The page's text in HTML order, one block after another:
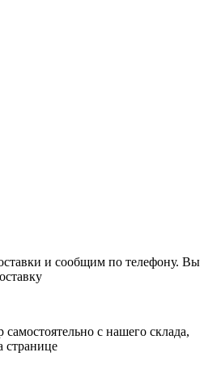
и сообщим по телефону. Вы
с нашего склада,
странице